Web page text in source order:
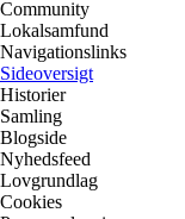
Community
Lokalsamfund
Navigationslinks
Sideoversigt
Historier
Samling
Blogside
Nyhedsfeed
Lovgrundlag
Cookies